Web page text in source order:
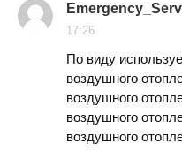
17:26
По виду
воздушного
воздушного
воздушного
воздушного